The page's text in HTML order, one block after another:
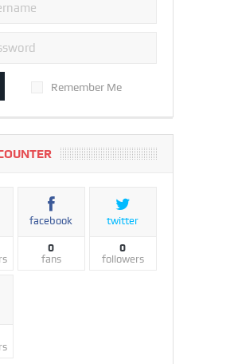
Remember Me
facebook
0
fans
twitter
0
followers